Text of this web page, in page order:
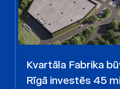
Kvartāla Fabrika
Rīgā investēs 45